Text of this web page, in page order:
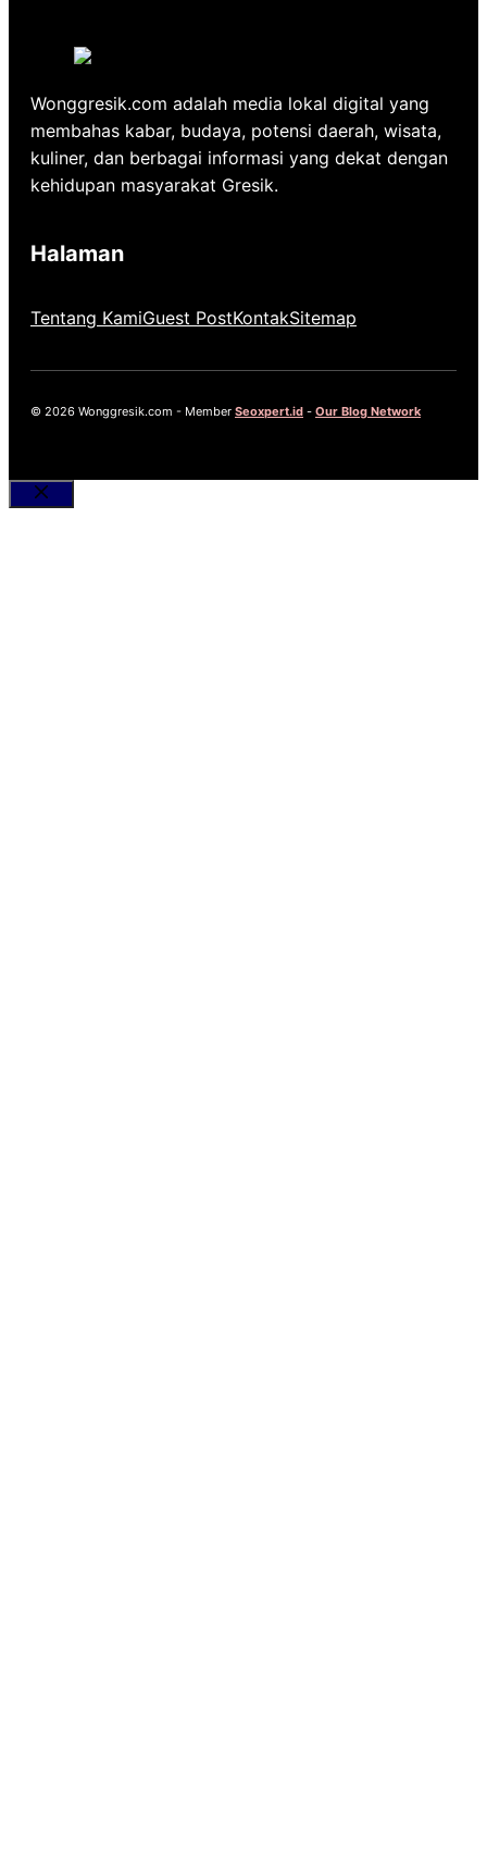
Wonggresik.com adalah media lokal digital yang
membahas kabar, budaya, potensi daerah, wisata,
kuliner, dan berbagai informasi yang dekat dengan
kehidupan masyarakat Gresik.
Halaman
Tentang KamiGuest PostKontakSitemap
© 2026 Wonggresik.com - Member Seoxpert.id - Our Blog Network
Close